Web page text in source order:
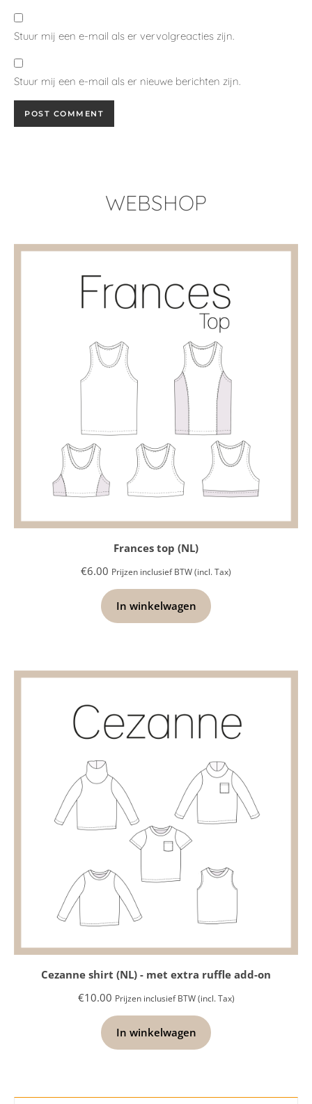
Stuur mij een e-mail als er vervolgreacties zijn.
Stuur mij een e-mail als er nieuwe berichten zijn.
WEBSHOP
Frances top (NL)
€6.00 Prijzen inclusief BTW (incl. Tax)
In winkelwagen
Cezanne shirt (NL) - met extra ruffle add-on
€10.00 Prijzen inclusief BTW (incl. Tax)
In winkelwagen